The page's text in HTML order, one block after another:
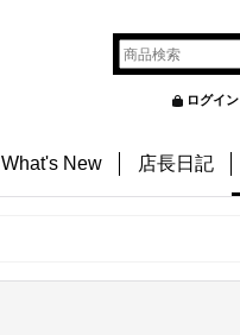
ログイン
What's New 店長日記